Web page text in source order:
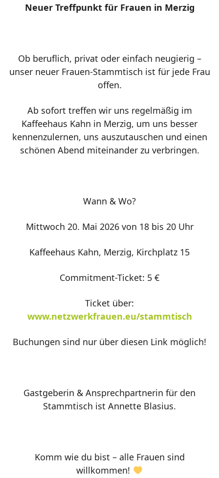
Neuer Treffpunkt für Frauen in Merzig
Ob beruflich, privat oder einfach neugierig –
unser neuer Frauen-Stammtisch ist für jede Frau
offen.
Ab sofort treffen wir uns regelmäßig im
Kaffeehaus Kahn in Merzig, um uns besser
kennenzulernen, uns auszutauschen und einen
schönen Abend miteinander zu verbringen.
Wann & Wo?
Mittwoch 20. Mai 2026 von 18 bis 20 Uhr
Kaffeehaus Kahn, Merzig, Kirchplatz 15
Commitment-Ticket: 5 €
Ticket über:
www.netzwerkfrauen.eu/stammtisch
Buchungen sind nur über diesen Link möglich!
Gastgeberin & Ansprechpartnerin für den
Stammtisch ist Annette Blasius.
Komm wie du bist – alle Frauen sind
willkommen!